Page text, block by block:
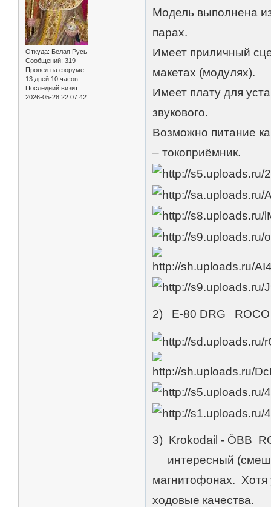
Откуда: Белая Русь
Сообщений: 319
Провел на форуме:
13 дней 10 часов
Последний визит:
2026-05-28 22:07:42
Модель выполнена
парах.
Имеет приличный
макетах (модулях).
Имеет плату для
звукового.
Возможно питание
– токоприёмник.
2) E-80 DRG ROCO
3) Krokodail - ÖBB
интересный
магнитофонах. Хотя
ходовые качества.